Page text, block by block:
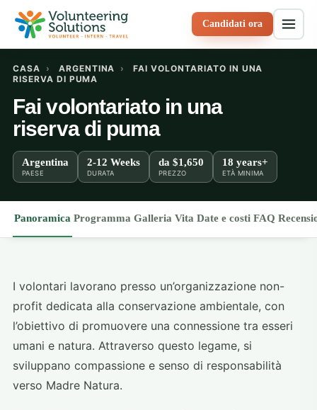
Candidati ora
CASA › ARGENTINA ›
FAI VOLONTARIATO IN UNA
RISERVA DI PUMA
Fai volontariato in una
riserva di puma
Argentina
PAESE
2-12 Weeks
DURATA
da $1,650
PREZZO
18 years+
ETÀ MINIMA
Panoramica Programma Galleria Vita Date e costi FAQ
I volontari lavorano presso un’organizzazione non-
profit dedicata alla conservazione ambientale, con
l’obiettivo di promuovere una connessione tra esseri
umani e natura. Attraverso questo legame, si
sviluppano compassione e senso di responsabilità
verso Madre Natura.